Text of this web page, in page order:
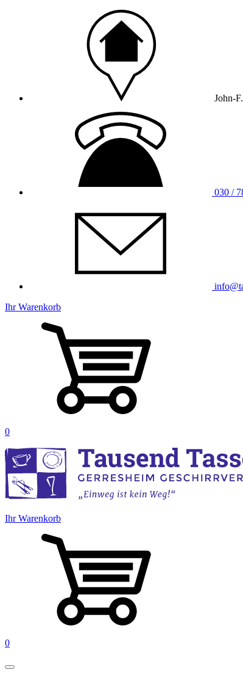
John-
030 /
Ihr Warenkorb
0
Ihr Warenkorb
0